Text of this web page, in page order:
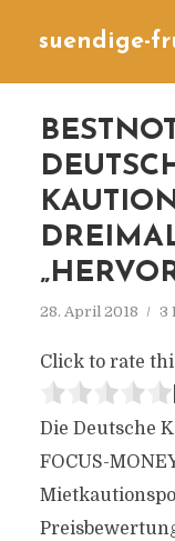
suendige-
28. April 2018 3
Click to rate
Die Deutsche
FOCUS-